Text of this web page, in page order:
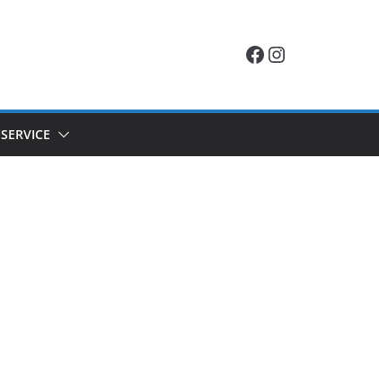
Facebook
Instagram
SERVICE